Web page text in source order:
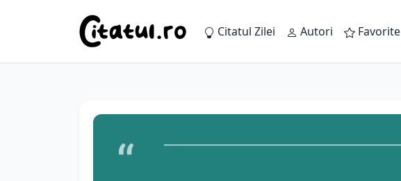
Citatul Zilei Autori Favorite